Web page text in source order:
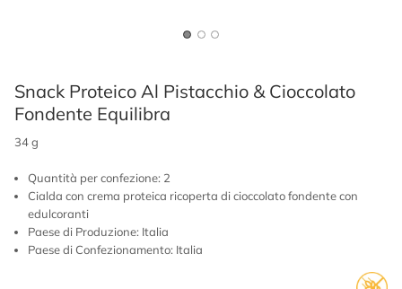
Snack Proteico Al Pistacchio & Cioccolato
Fondente Equilibra
34 g
Quantità per confezione: 2
Cialda con crema proteica ricoperta di cioccolato fondente con
edulcoranti
Paese di Produzione: Italia
Paese di Confezionamento: Italia